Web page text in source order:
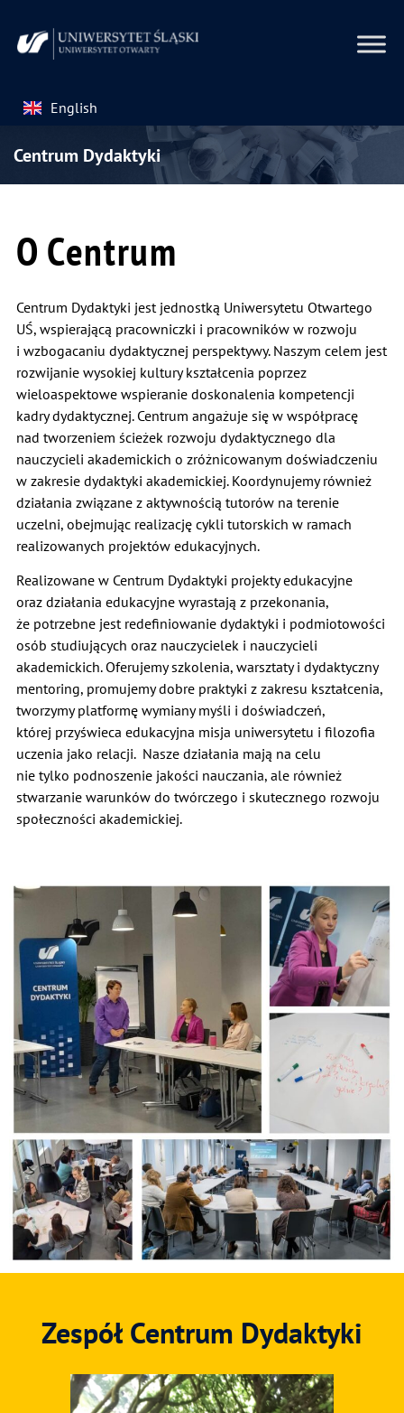
English
Centrum Dydaktyki
O Centrum
Centrum Dydaktyki jest jednostką Uniwersytetu Otwartego
UŚ, wspierającą pracowniczki i pracowników w rozwoju
i wzbogacaniu dydaktycznej perspektywy. Naszym celem jest
rozwijanie wysokiej kultury kształcenia poprzez
wieloaspektowe wspieranie doskonalenia kompetencji
kadry dydaktycznej. Centrum angażuje się w współpracę
nad tworzeniem ścieżek rozwoju dydaktycznego dla
nauczycieli akademickich o zróżnicowanym doświadczeniu
w zakresie dydaktyki akademickiej. Koordynujemy również
działania związane z aktywnością tutorów na terenie
uczelni, obejmując realizację cykli tutorskich w ramach
realizowanych projektów edukacyjnych.
Realizowane w Centrum Dydaktyki projekty edukacyjne
oraz działania edukacyjne wyrastają z przekonania,
że potrzebne jest redefiniowanie dydaktyki i podmiotowości
osób studiujących oraz nauczycielek i nauczycieli
akademickich. Oferujemy szkolenia, warsztaty i dydaktyczny
mentoring, promujemy dobre praktyki z zakresu kształcenia,
tworzymy platformę wymiany myśli i doświadczeń,
której przyświeca edukacyjna misja uniwersytetu i filozofia
uczenia jako relacji. Nasze działania mają na celu
nie tylko podnoszenie jakości nauczania, ale również
stwarzanie warunków do twórczego i skutecznego rozwoju
społeczności akademickiej.
Zespół Centrum Dydaktyki